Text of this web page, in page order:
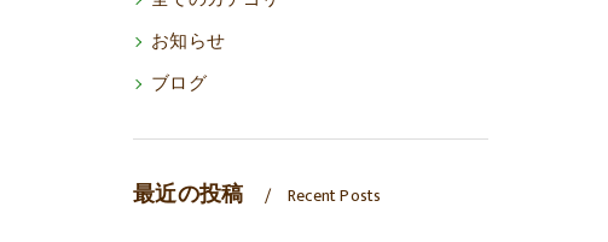
お知らせ
ブログ
最近の投稿 Recent Posts